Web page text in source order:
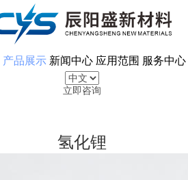
产品展示 新闻中心 应用范围 服务中心
立即咨询
氢化锂